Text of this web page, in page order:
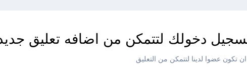
دخولك لتتمكن من اضافه تعليق
تكون عضوا لدينا لتتمكن من التعليق